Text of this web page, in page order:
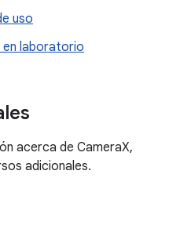
uso
laboratorio
acerca de CameraX,
adicionales.